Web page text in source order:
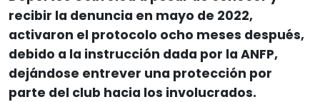
recibir la denuncia en mayo de 2022,
activaron el protocolo ocho meses después,
debido a la instrucción dada por la ANFP,
dejándose entrever una protección por
parte del club hacia los involucrados.